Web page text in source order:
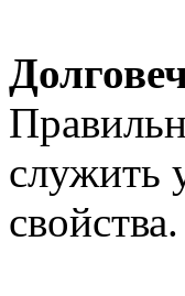
служить
свойства.